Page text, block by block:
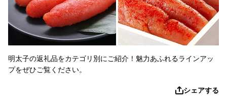
明太子の返礼品をカテゴリ別にご紹介！魅力あふれるラインアッ
プをぜひご覧ください。
シェアする